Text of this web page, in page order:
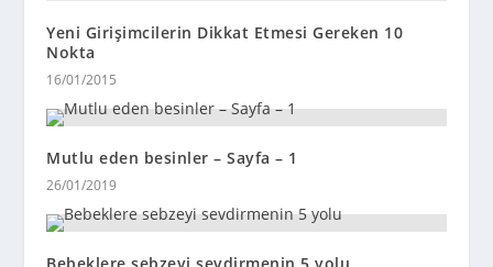
Yeni Girişimcilerin Dikkat Etmesi Gereken 10
Nokta
16/01/2015
Mutlu eden besinler – Sayfa – 1
26/01/2019